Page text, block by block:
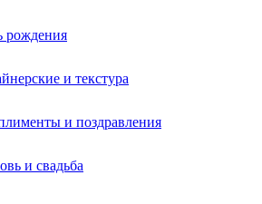
рождения
и текстура
и поздравления
и свадьба